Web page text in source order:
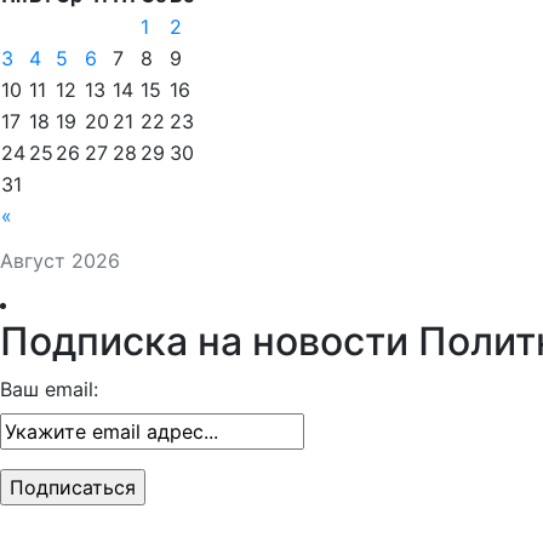
Август 2026
«
1
2
3
4 5 6 7 8
9
10 11 12 13 14 15 16
17 18 19 20 21 22 23
24 25 26 27 28 29 30
31
Подписка на новости
Ваш email: